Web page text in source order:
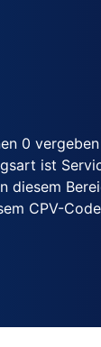
0
ist
diesem
CPV-